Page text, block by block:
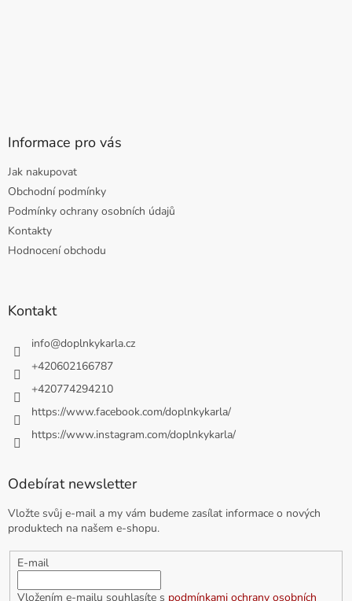
Informace pro vás
Jak nakupovat
Obchodní podmínky
Podmínky ochrany osobních údajů
Kontakty
Hodnocení obchodu
Kontakt
info@doplnkykarla.cz
+420602166787
+420774294210
https://www.facebook.com/doplnkykarla/
https://www.instagram.com/doplnkykarla/
Odebírat newsletter
Vložte svůj e-mail a my vám budeme zasílat informace o nových
produktech na našem e-shopu.
E-mail
Vložením e-mailu souhlasíte s podmínkami ochrany osobních